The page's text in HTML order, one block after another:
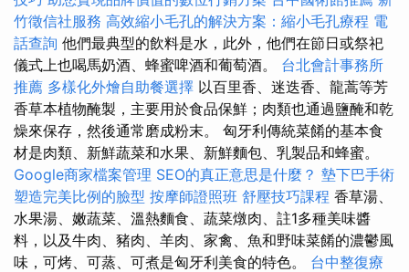
竹徵信社服務 高效縮小毛孔的解決方案：縮小毛孔療程 電
話查詢 他們最典型的飲料是水，此外，他們在節日或祭祀
儀式上也喝馬奶酒、蜂蜜啤酒和葡萄酒。 台北會計事務所
推薦 多樣化外燴自助餐選擇 以百里香、迷迭香、龍蒿等芳
香草本植物醃製，主要用於食品保鮮；肉類也通過鹽醃和乾
燥來保存，然後通常磨成粉末。 匈牙利傳統菜餚的基本食
材是肉類、新鮮蔬菜和水果、新鮮麵包、乳製品和蜂蜜。
Google商家檔案管理 SEO的真正意思是什麼？ 墊下巴手術
塑造完美比例的臉型 按摩師證照班 舒壓技巧課程 香草湯、
水果湯、嫩蔬菜、溫熱麵食、蔬菜燉肉、註1多種美味醬
料，以及牛肉、豬肉、羊肉、家禽、魚和野味菜餚的濃鬱風
味，可烤、可蒸、可煮是匈牙利美食的特色。 台中整復療